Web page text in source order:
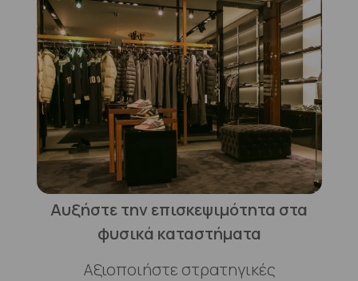
Αυξήστε την επισκεψιμότητα στα
φυσικά καταστήματα
Αξιοποιήστε στρατηγικές